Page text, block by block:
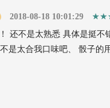
2018-08-18 10:01:29
还不是太熟悉 具体是挺不
是太合我口味吧、 骰子的